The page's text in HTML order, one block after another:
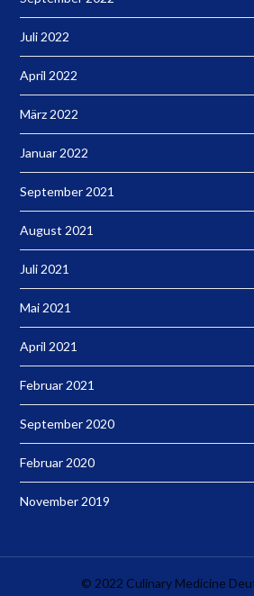
Juli 2022
April 2022
März 2022
Januar 2022
September 2021
August 2021
Juli 2021
Mai 2021
April 2021
Februar 2021
September 2020
Februar 2020
November 2019
© 2022 Culinary Medicine